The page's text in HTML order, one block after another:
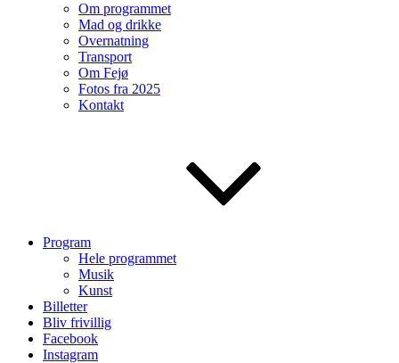
Om programmet
Mad og drikke
Overnatning
Transport
Om Fejø
Fotos fra 2025
Kontakt
Program
Hele programmet
Musik
Kunst
Billetter
Bliv frivillig
Facebook
Instagram